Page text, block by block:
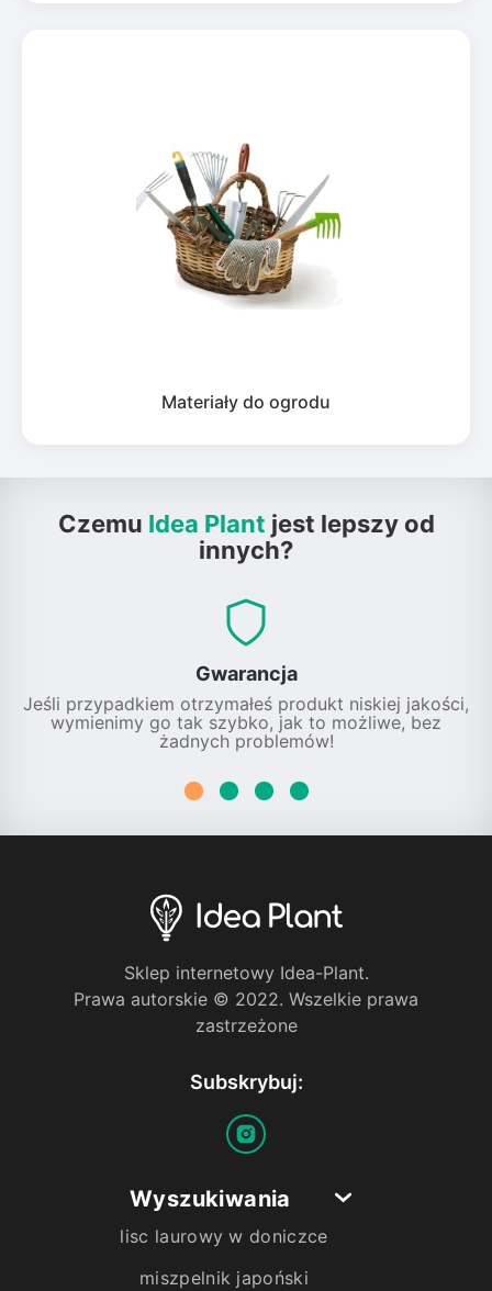
Materiały do ogrodu
Czemu Idea Plant jest lepszy od
innych?
Gwarancja
Jeśli przypadkiem otrzymałeś produkt niskiej jakości,
wymienimy go tak szybko, jak to możliwe, bez
żadnych problemów!
Sklep internetowy Idea-Plant.
Prawa autorskie © 2022. Wszelkie prawa
zastrzeżone
Subskrybuj:
Wyszukiwania
lisc laurowy w doniczce
miszpelnik japoński